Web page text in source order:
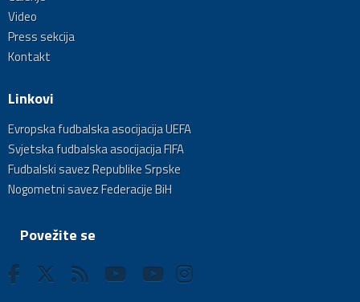
Video
Press sekcija
Kontakt
Linkovi
Evropska fudbalska asocijacija UEFA
Svjetska fudbalska asocijacija FIFA
Fudbalski savez Republike Srpske
Nogometni savez Federacije BiH
Povežite se